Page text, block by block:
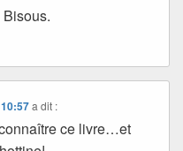
a dit :
ce livre…et